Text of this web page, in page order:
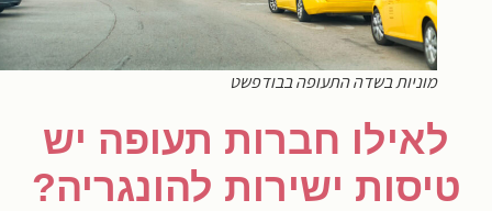
מוניות בשדה התעופה בבודפשט
לאילו חברות תעופה יש
ישירות להונגריה?